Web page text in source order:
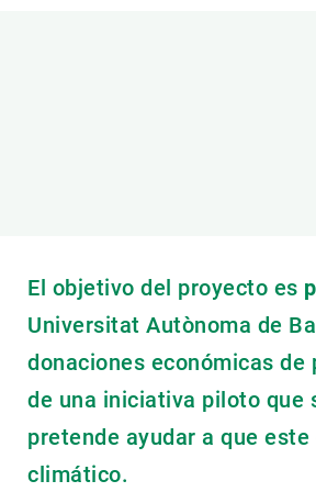
El objetivo del proyecto es
Universitat Autònoma de
donaciones económicas
de una iniciativa piloto que
pretende ayudar a que
climático.
Eventos anteriores
Actualidad
Noticias
Biodiversidad
Cambio global
Funcionamiento de los